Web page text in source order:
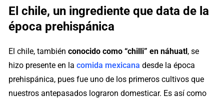
El chile, un ingrediente que data de la
época prehispánica
El chile, tambiénconocido como “chilli” en náhuatl , se
hizo presente en lacomida mexicana desde la época
prehispánica, pues fue uno de los primeros cultivos que
nuestros antepasados lograron domesticar. Es así como